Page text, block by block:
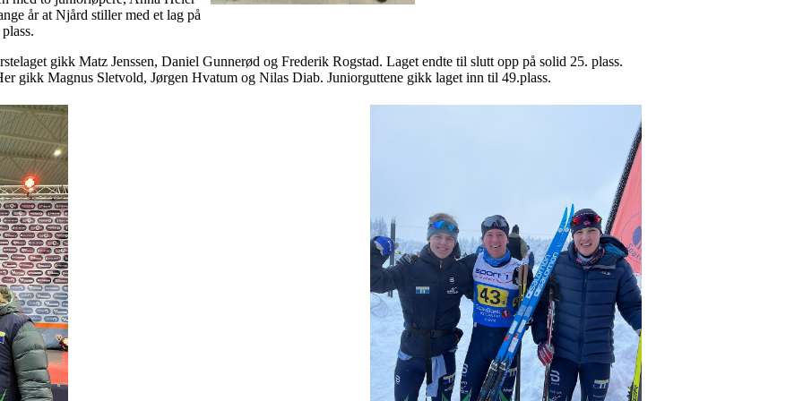
år at Njård stiller med et lag på
gikk Matz Jenssen, Daniel Gunnerød og Frederik Rogstad. Laget endte til slutt opp på solid 25. plass.
gikk Magnus Sletvold, Jørgen Hvatum og Nilas Diab. Juniorguttene gikk laget inn til 49.plass.